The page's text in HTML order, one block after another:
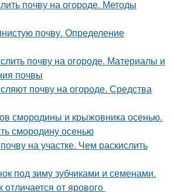
почву на огороде. Методы
почву. Определение
почву на огороде. Материалы и
почвы
почву на огороде. Средства
смородины и крыжовника осенью.
смородину осенью
на участке. Чем раскислить
под зиму зубчиками и семенами.
от ярового